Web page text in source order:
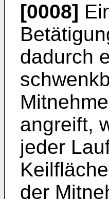
[0008]
dadurch
angreift,
jeder
der